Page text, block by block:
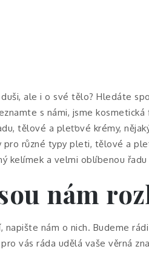
ale i o své tělo? Hledáte
s námi, jsme kosmetická
tělové a pleťové krémy,
různé typy pleti, tělové a
kelímek a velmi oblíbenou
nám
nám o nich. Budeme
vás ráda udělá vaše věrná